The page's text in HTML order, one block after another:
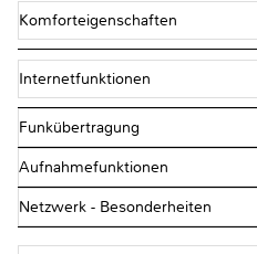
Komforteigenschaften
Internetfunktionen
Funkübertragung
Aufnahmefunktionen
Netzwerk - Besonderheiten